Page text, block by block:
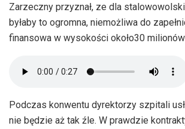
Zarzeczny przyznał, ze dla
byłaby to ogromna, niemożliwa do
finansowa w wysokości około30
Podczas konwentu dyrektorzy szpitali
nie będzie aż tak źle. W prawdzie